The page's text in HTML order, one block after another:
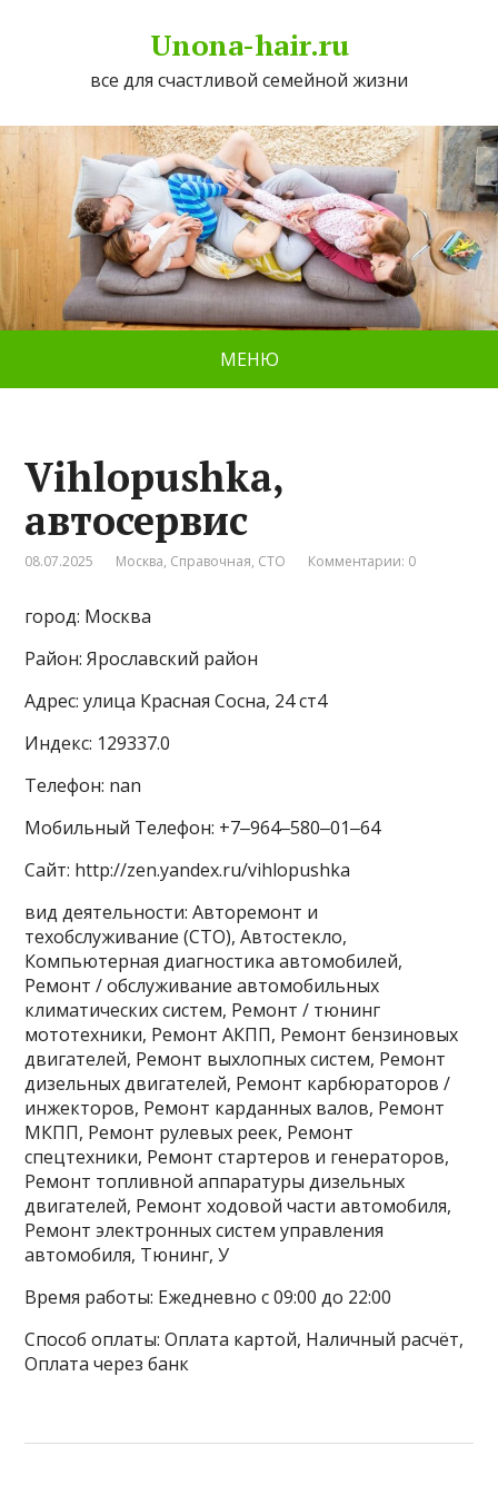
Unona-hair.ru
все для счастливой семейной жизни
МЕНЮ
Vihlopushka,
автосервис
08.07.2025 Москва, Справочная, СТО Комментарии: 0
город: Москва
Район: Ярославский район
Адрес: улица Красная Сосна, 24 ст4
Индекс: 129337.0
Телефон: nan
Мобильный Телефон: +7‒964‒580‒01‒64
Сайт: http://zen.yandex.ru/vihlopushka
вид деятельности: Авторемонт и
техобслуживание (СТО), Автостекло,
Компьютерная диагностика автомобилей,
Ремонт / обслуживание автомобильных
климатических систем, Ремонт / тюнинг
мототехники, Ремонт АКПП, Ремонт бензиновых
двигателей, Ремонт выхлопных систем, Ремонт
дизельных двигателей, Ремонт карбюраторов /
инжекторов, Ремонт карданных валов, Ремонт
МКПП, Ремонт рулевых реек, Ремонт
спецтехники, Ремонт стартеров и генераторов,
Ремонт топливной аппаратуры дизельных
двигателей, Ремонт ходовой части автомобиля,
Ремонт электронных систем управления
автомобиля, Тюнинг, У
Время работы: Ежедневно с 09:00 до 22:00
Способ оплаты: Оплата картой, Наличный расчёт,
Оплата через банк